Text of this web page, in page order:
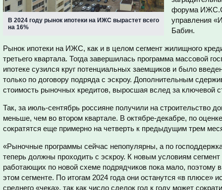
В 2024 году рынок ипотеки на ИЖС вырастет всего
на 16%
форума
управления
Бабин.
Рынок ипотеки на ИЖС, как и в целом сегмент жилищного
третьего квартала. Тогда завершилась программа массовой
ипотеке сузился круг потенциальных заемщиков и было
только по договору подряда с эскроу. Дополнительным
стоимость рыночных кредитов, выросшая вслед за ключевой
Так, за июль-сентябрь россияне получили на строительство
меньше, чем во втором квартале. В октябре-декабре, по
сократятся еще примерно на четверть к предыдущим трем
«Рыночные программы сейчас непопулярны, а по
теперь должны проходить с эскроу. К новым условиям сегмент
работающих по новой схеме подрядчиков пока мало, поэтому
этом сегменте. По итогам 2024 года они останутся «в плюсе»
среднего «чека», так как число сделок год к году может